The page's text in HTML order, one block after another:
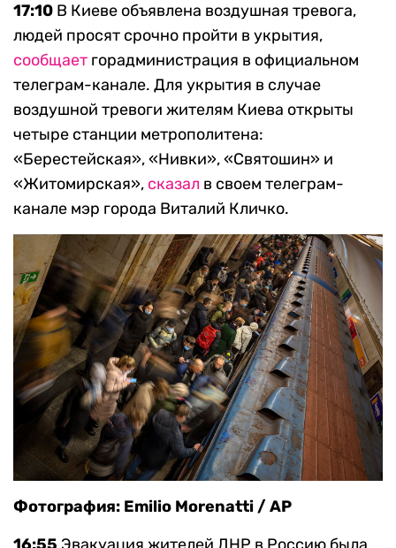
17:10 В Киеве объявлена воздушная тревога,
людей просят срочно пройти в укрытия,
сообщает горадминистрация в официальном
телеграм-канале. Для укрытия в случае
воздушной тревоги жителям Киева открыты
четыре станции метрополитена:
«Берестейская», «Нивки», «Святошин» и
«Житомирская», сказал в своем телеграм-
канале мэр города Виталий Кличко.
Фотография: Emilio Morenatti / AP